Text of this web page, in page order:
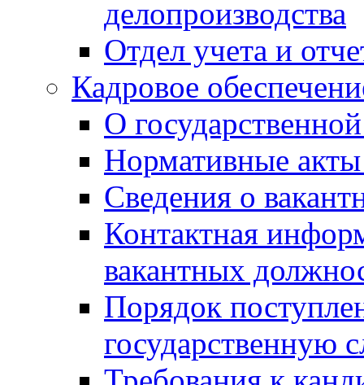
делопроизводства
Отдел учета и
Кадровое
О
Нормативные акты
Сведения о
Контактная
вакантных
Порядок
государственную